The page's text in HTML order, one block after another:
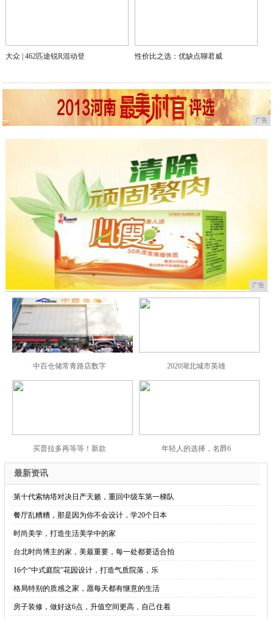
大众 | 462匹途锐R混动登 性价比之选：优缺点聊君威
广告
广告
中百仓储常青路店数字 2020湖北城市英雄
买普拉多再等等！新款 年轻人的选择，名爵6
最新资讯
·第十代索纳塔对决日产天籁，重回中级车第一梯队
·餐厅乱糟糟，那是因为你不会设计，学20个日本
·时尚美学，打造生活美学中的家
·台北时尚博主的家，美最重要，每一处都要适合拍
·16个“中式庭院”花园设计，打造气质院落，乐
·格局特别的质感之家，愿每天都有惬意的生活
·房子装修，做好这6点，升值空间更高，自己住着